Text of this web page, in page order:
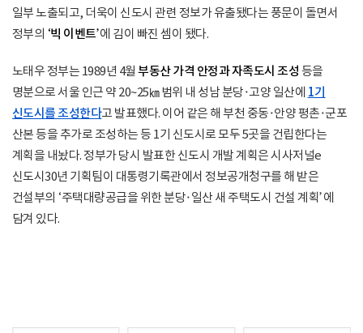
일부 노출되고, 더욱이 신도시 관련 정보가 유출됐다는 풍문이 돌면서
정부의
‘빅 이벤트’ 에 김이 빠진 셈이 됐다.
노태우 정부는 1989년 4월부동산 가격 안정과 자족도시 조성 등을
명분으로 서울 인근 약 20~25㎞ 범위 내 성남 분당·고양 일산에 1기
신도시를 조성한다고 발표했다. 이어 같은 해 부천 중동·안양 평촌·군포
산본 등을 추가로 조성하는 등 1기 신도시로 모두 5곳을 건립한다는
계획을 내놨다. 정부가 당시 발표한 신도시 개발 계획은 시사저널e
신도시30년 기획팀이 대통령기록관에서 정보공개청구를 해 받은
건설부의 ‘주택대량공급을 위한 분당·일산 새 주택도시 건설 계획’에
담겨 있다.